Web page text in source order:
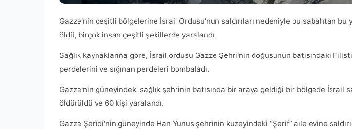
Gazze'nin çeşitli bölgelerine İsrail Ordusu'nun saldırıları nedeniyle bu sabahtan
öldü, birçok insan çeşitli şekillerde yaralandı.
Sağlık kaynaklarına göre, İsrail ordusu Gazze Şehri'nin doğusunun batısındaki
perdelerini ve sığınan perdeleri bombaladı.
Gazze'nin güneyindeki sağlık şehrinin batısında bir araya geldiği bir bölgede İsrail
öldürüldü ve 60 kişi yaralandı.
Gazze Şeridi'nin güneyinde Han Yunus şehrinin kuzeyindeki “Şerif” aile evine